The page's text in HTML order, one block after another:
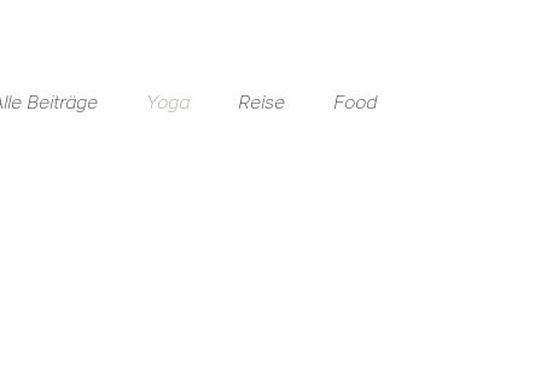
Beiträge Yoga Reise Food